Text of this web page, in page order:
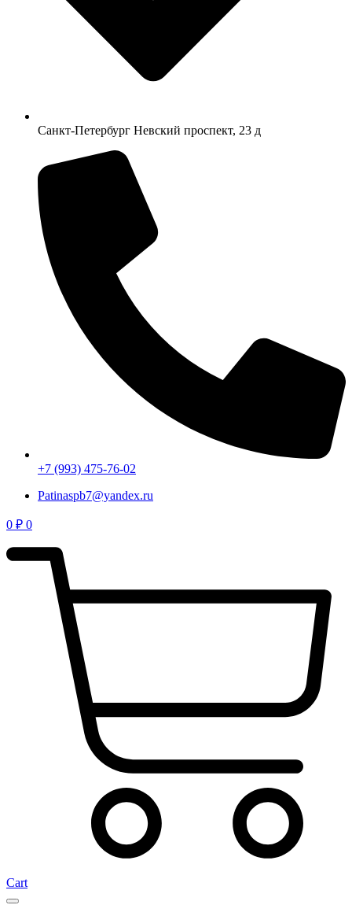
Санкт-Петербург Невский проспект, 23 д
+7 (993) 475-76-02
Patinaspb7@yandex.ru
0 ₽ 0
Cart